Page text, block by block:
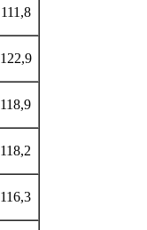
111,8
122,9
118,9
118,2
116,3